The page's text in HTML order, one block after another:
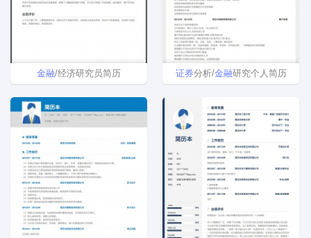
金融/经济研究员简历 证券分析/金融研究个人简历